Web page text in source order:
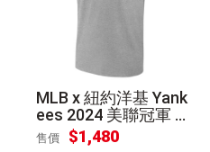
MLB x 紐約洋基 Yank
ees 2024 美聯冠軍 紀
念T恤 Judge Soto
售價 $1,480